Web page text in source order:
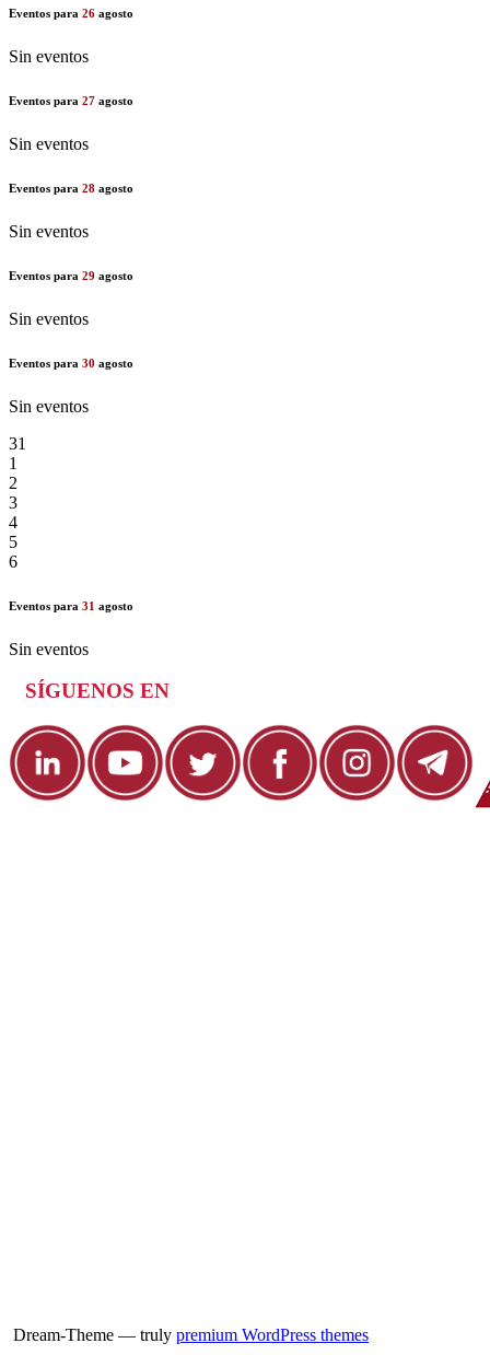
Eventos para 26 agosto
Sin eventos
Eventos para 27 agosto
Sin eventos
Eventos para 28 agosto
Sin eventos
Eventos para 29 agosto
Sin eventos
Eventos para 30 agosto
Sin eventos
31
1
2
3
4
5
6
Eventos para 31 agosto
Sin eventos
SÍGUENOS EN
Dream-Theme — truly premium WordPress themes